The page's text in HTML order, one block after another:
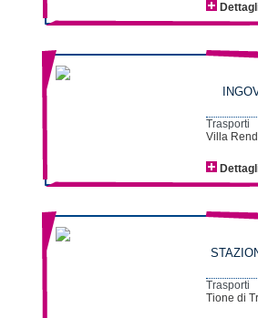
Trasporti
Villa
Trasporti
Tione di